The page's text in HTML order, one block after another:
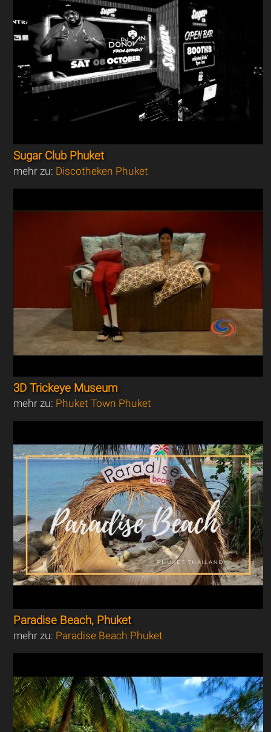
Sugar Club Phuket
mehr zu: Discotheken Phuket
3D Trickeye Museum
mehr zu: Phuket Town Phuket
Paradise Beach, Phuket
mehr zu: Paradise Beach Phuket